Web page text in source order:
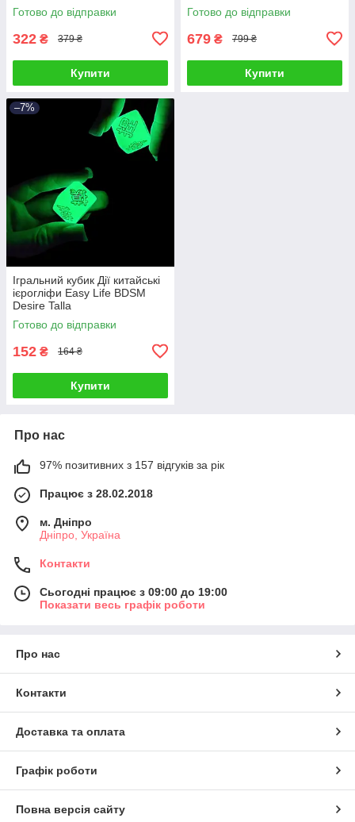
Готово до відправки
322 ₴ 379 ₴
Купити
Готово до відправки
679 ₴ 799 ₴
Купити
–7%
Ігральний кубик Дії китайські
ієрогліфи Easy Life BDSM
Desire Talla
Готово до відправки
152 ₴ 164 ₴
Купити
Про нас
97% позитивних з 157 відгуків за рік
Працює з 28.02.2018
м. Дніпро
Дніпро, Україна
Контакти
Сьогодні працює з 09:00 до 19:00
Показати весь графік роботи
Про нас
Контакти
Доставка та оплата
Графік роботи
Повна версія сайту